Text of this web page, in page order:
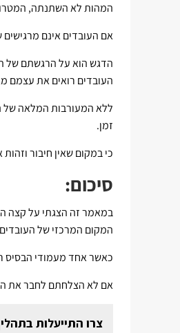
המהות לא השתנתה,
אם העובדים אינם
הדגש הוא על הרגשתם של
העובדים רואים את עצמם
ללא המעורבות המלאה של
זמן.
כי במקום שאין חיבור
סיכום:
במאמר זה הצגתי על קצה
המקום המרכזי של
כאשר אחד מעמודי הבסיס
אם לא הצלחתם לחבר את
צרו התייעלות